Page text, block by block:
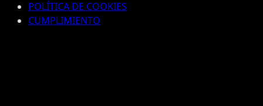
POLÍTICA DE COOKIES
CUMPLIMIENTO